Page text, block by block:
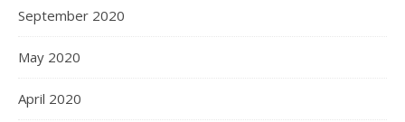
September 2020
May 2020
April 2020